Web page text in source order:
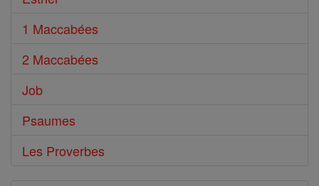
1 Maccabées
2 Maccabées
Job
Psaumes
Les Proverbes